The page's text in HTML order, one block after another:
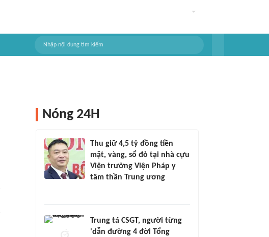
Nóng 24H
Thu giữ 4,5 tỷ đồng tiền
mặt, vàng, sổ đỏ tại nhà cựu
Viện trưởng Viện Pháp y
tâm thần Trung ương
Trung tá CSGT, người từng
'dẫn đường 4 đời Tổng